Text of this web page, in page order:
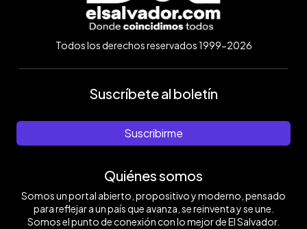
Todos los derechos reservados 1999-2026
Suscríbete al boletín
Suscribirme
Quiénes somos
Somos un portal abierto, propositivo y moderno, pensado
para reflejar a un país que avanza, se reinventa y se une.
Somos el punto de conexión con lo mejor de El Salvador.